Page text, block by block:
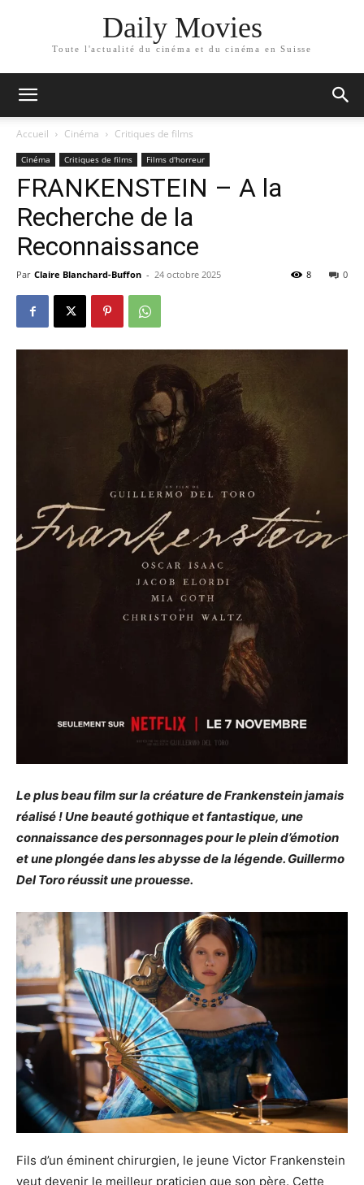
Daily Movies
Toute l'actualité du cinéma et du cinéma en Suisse
Accueil Cinéma Critiques de films
Cinéma Critiques de films Films d'horreur
FRANKENSTEIN – A la
Recherche de la
Reconnaissance
Par Claire Blanchard-Buffon - 24 octobre 2025 0
8
Le plus beau film sur la créature de Frankenstein jamais
réalisé ! Une beauté gothique et fantastique, une
connaissance des personnages pour le plein d’émotion
et une plongée dans les abysse de la légende. Guillermo
Del Toro réussit une prouesse.
Fils d’un éminent chirurgien, le jeune Victor Frankenstein
veut devenir le meilleur praticien que son père. Cette